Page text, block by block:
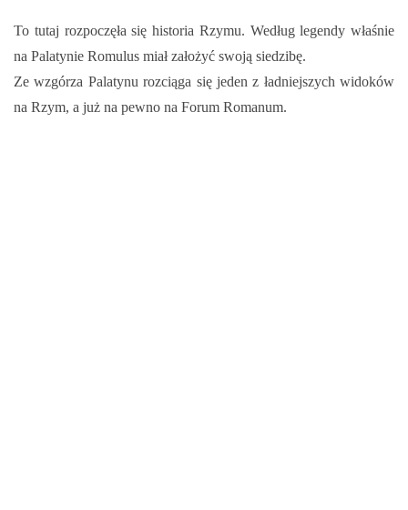
To tutaj rozpoczęła się historia Rzymu. Według legendy właśnie
na Palatynie Romulus miał założyć swoją siedzibę.
Ze wzgórza Palatynu rozciąga się jeden z ładniejszych widoków
na Rzym, a już na pewno na Forum Romanum.